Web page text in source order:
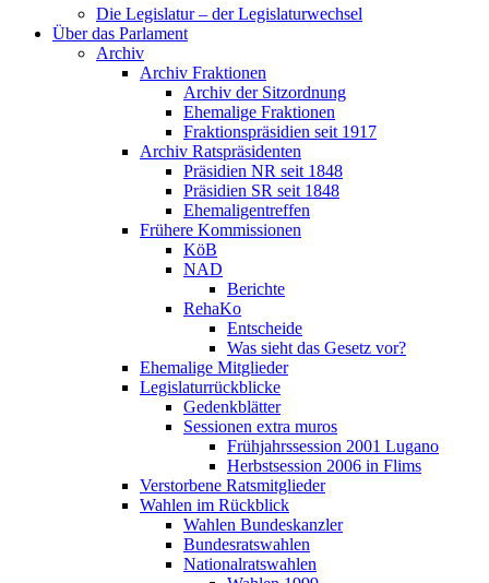
Die Legislatur – der Legislaturwechsel
Über das Parlament
Archiv
Archiv Fraktionen
Archiv der Sitzordnung
Ehemalige Fraktionen
Fraktionspräsidien seit 1917
Archiv Ratspräsidenten
Präsidien NR seit 1848
Präsidien SR seit 1848
Ehemaligentreffen
Frühere Kommissionen
KöB
NAD
Berichte
RehaKo
Entscheide
Was sieht das Gesetz vor?
Ehemalige Mitglieder
Legislaturrückblicke
Gedenkblätter
Sessionen extra muros
Frühjahrssession 2001 Lugano
Herbstsession 2006 in Flims
Verstorbene Ratsmitglieder
Wahlen im Rückblick
Wahlen Bundeskanzler
Bundesratswahlen
Nationalratswahlen